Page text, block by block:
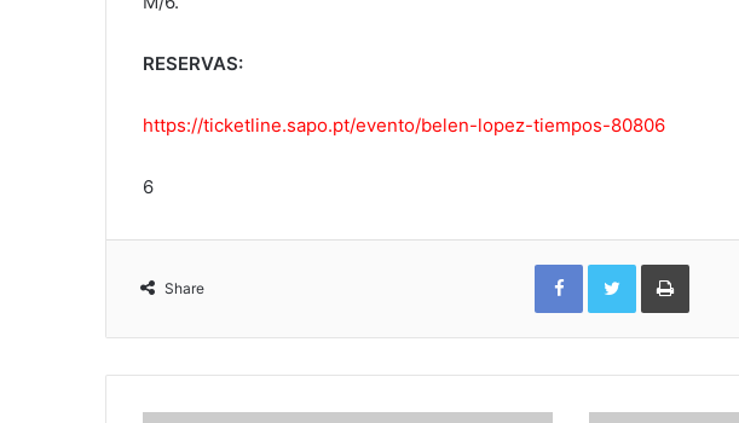
RESERVAS:
https://ticketline.sapo.pt/evento/belen-lopez-tiempos-80806
6
Share
Facebook Twitter